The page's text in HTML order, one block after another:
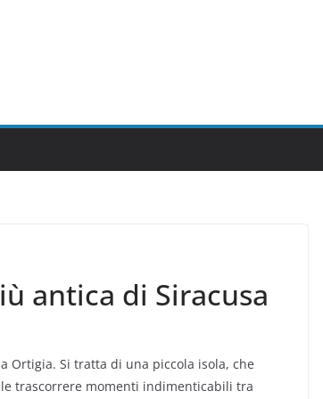
antica di Siracusa
Ortigia. Si tratta di una piccola isola, che
trascorrere momenti indimenticabili tra